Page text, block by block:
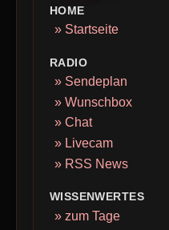
HOME
» Startseite
RADIO
» Sendeplan
» Wunschbox
» Chat
» Livecam
» RSS News
WISSENWERTES
» zum Tage